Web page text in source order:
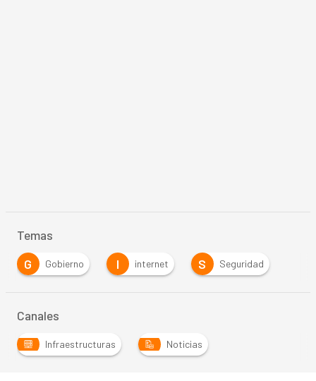
Temas
G
Gobierno I internet S Seguridad
Canales
Infraestructuras Noticias